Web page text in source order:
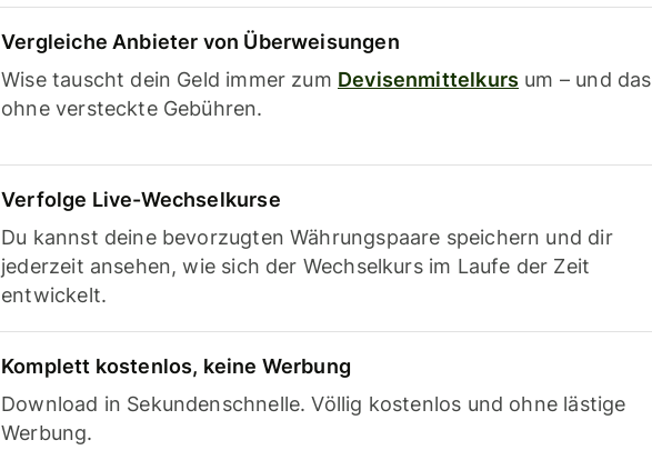
Vergleiche Anbieter von Überweisungen
Wise tauscht dein Geld immer zum Devisenmittelkurs um – und das
ohne versteckte Gebühren.
Verfolge Live-Wechselkurse
Du kannst deine bevorzugten Währungspaare speichern und dir
jederzeit ansehen, wie sich der Wechselkurs im Laufe der Zeit
entwickelt.
Komplett kostenlos, keine Werbung
Download in Sekundenschnelle. Völlig kostenlos und ohne lästige
Werbung.